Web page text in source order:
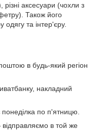
аксесуари (чохли з
Також його
та інтер'єру.
в будь-який регіон
накладний
по п'ятницю.
в той же